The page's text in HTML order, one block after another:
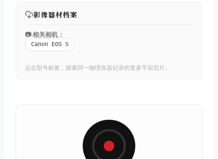
影像器材档案
📷 相关相机：
Canon EOS 5
点击型号标签，探索同一物理容器记录的更多宇宙切片。